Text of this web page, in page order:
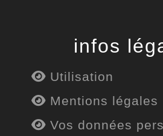
infos
Utilisation
Mentions légales
Vos données